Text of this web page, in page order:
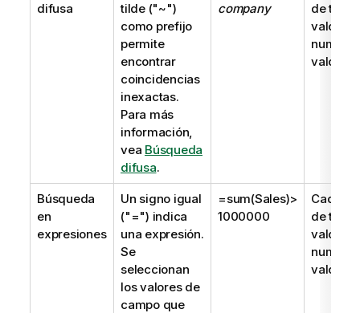
difusa
tilde ("~")
como prefijo
permite
encontrar
coincidencias
inexactas.
Para más
información,
vea Búsqueda
difusa.
company
de
valor
valor
Búsqueda
en
expresiones
Un signo igual
("=") indica
una expresión.
Se
seleccionan
los valores de
campo que
=sum(Sales)>
1000000
Cadena
de
valor
valor